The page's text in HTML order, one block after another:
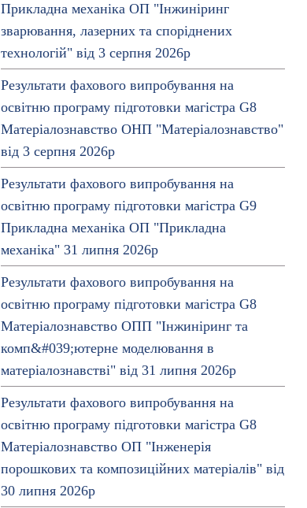
Прикладна механіка ОП "Інжиніринг
зварювання, лазерних та споріднених
технологій" від 3 серпня 2026р
Результати фахового випробування на
освітню програму підготовки магістра G8
Матеріалознавство ОНП "Матеріалознавство"
від 3 серпня 2026р
Результати фахового випробування на
освітню програму підготовки магістра G9
Прикладна механіка ОП "Прикладна
механіка" 31 липня 2026р
Результати фахового випробування на
освітню програму підготовки магістра G8
Матеріалознавство ОПП "Інжиніринг та
комп&#039;ютерне моделювання в
матеріалознавстві" від 31 липня 2026р
Результати фахового випробування на
освітню програму підготовки магістра G8
Матеріалознавство ОП "Інженерія
порошкових та композиційних матеріалів" від
30 липня 2026р